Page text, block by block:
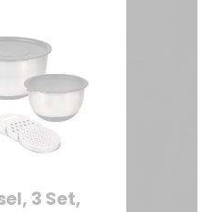
3 Set,